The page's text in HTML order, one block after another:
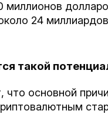
миллионов
24
такой
основной